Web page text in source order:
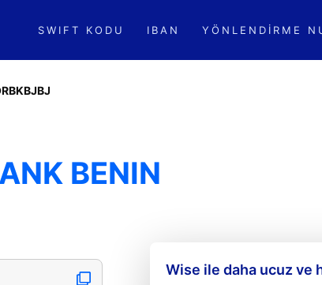
SWIFT KODU IBAN YÖNLENDIRME
BENIN
Wise ile daha ucuz ve